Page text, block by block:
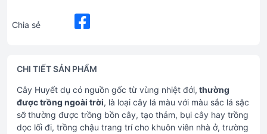
Chia sẻ
CHI TIẾT SẢN PHẨM
Cây Huyết dụ có nguồn gốc từ vùng nhiệt đới, thường
được trồng ngoài trời, là loại cây lá màu với màu sắc lá sặc
sỡ thường được trồng bồn cây, tạo thảm, bụi cây hay trồng
dọc lối đi, trồng chậu trang trí cho khuôn viên nhà ở, trường